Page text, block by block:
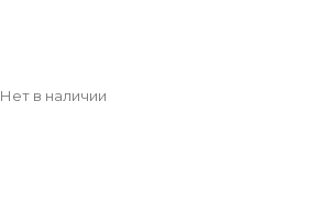
Нет в наличии